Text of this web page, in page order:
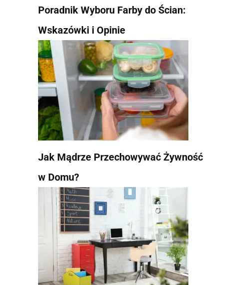
Poradnik Wyboru Farby do Ścian:
Wskazówki i Opinie
Jak Mądrze Przechowywać Żywność
w Domu?